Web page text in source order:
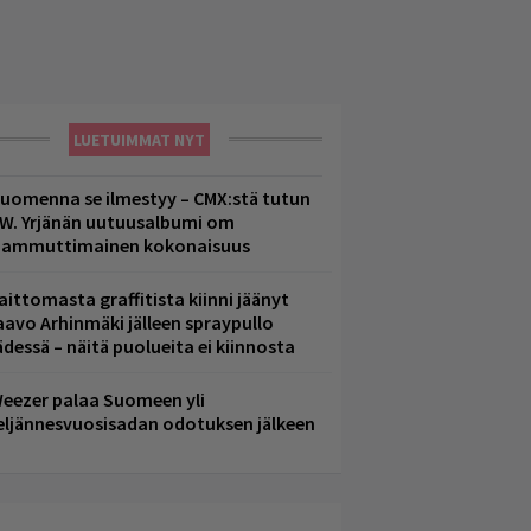
LUETUIMMAT NYT
se ilmestyy – CMX:stä tutun
Yrjänän uutuusalbumi om
kokonaisuus
graffitista kiinni jäänyt
Arhinmäki jälleen spraypullo
– näitä puolueita ei kiinnosta
palaa Suomeen yli
odotuksen jälkeen